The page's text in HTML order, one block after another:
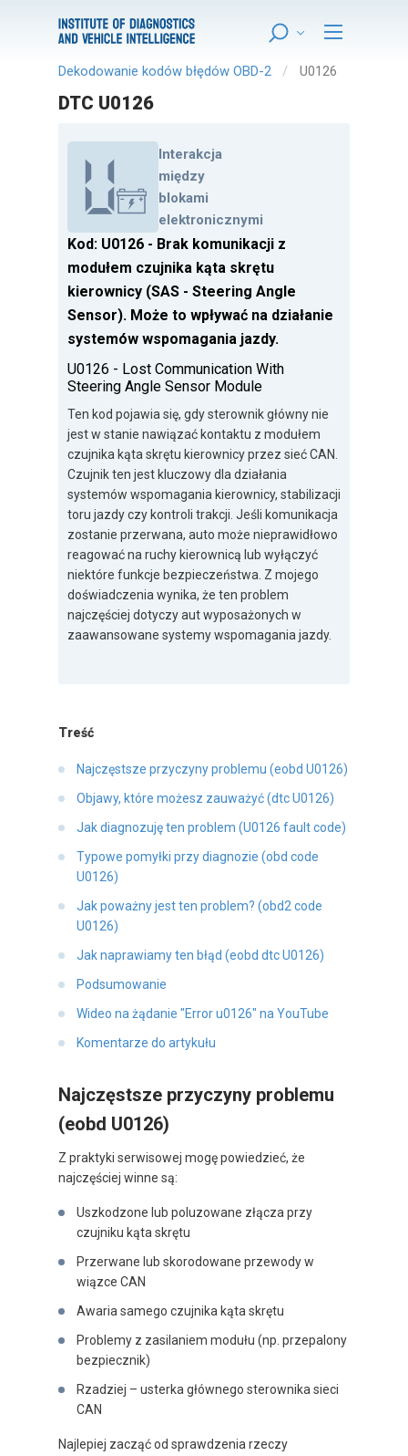
Dekodowanie kodów błędów OBD-2 U0126
DTC U0126
Interakcja
między
blokami
elektronicznymi
Kod: U0126 - Brak komunikacji z
modułem czujnika kąta skrętu
kierownicy (SAS - Steering Angle
Sensor). Może to wpływać na działanie
systemów wspomagania jazdy.
U0126 - Lost Communication With
Steering Angle Sensor Module
Ten kod pojawia się, gdy sterownik główny nie
jest w stanie nawiązać kontaktu z modułem
czujnika kąta skrętu kierownicy przez sieć CAN.
Czujnik ten jest kluczowy dla działania
systemów wspomagania kierownicy, stabilizacji
toru jazdy czy kontroli trakcji. Jeśli komunikacja
zostanie przerwana, auto może nieprawidłowo
reagować na ruchy kierownicą lub wyłączyć
niektóre funkcje bezpieczeństwa. Z mojego
doświadczenia wynika, że ten problem
najczęściej dotyczy aut wyposażonych w
zaawansowane systemy wspomagania jazdy.
Treść
Najczęstsze przyczyny problemu (eobd U0126)
Objawy, które możesz zauważyć (dtc U0126)
Jak diagnozuję ten problem (U0126 fault code)
Typowe pomyłki przy diagnozie (obd code
U0126)
Jak poważny jest ten problem? (obd2 code
U0126)
Jak naprawiamy ten błąd (eobd dtc U0126)
Podsumowanie
Wideo na żądanie "Error u0126" na YouTube
Komentarze do artykułu
Najczęstsze przyczyny problemu
(eobd U0126)
Z praktyki serwisowej mogę powiedzieć, że
najczęściej winne są:
Uszkodzone lub poluzowane złącza przy
czujniku kąta skrętu
Przerwane lub skorodowane przewody w
wiązce CAN
Awaria samego czujnika kąta skrętu
Problemy z zasilaniem modułu (np. przepalony
bezpiecznik)
Rzadziej – usterka głównego sterownika sieci
CAN
Najlepiej zacząć od sprawdzenia rzeczy